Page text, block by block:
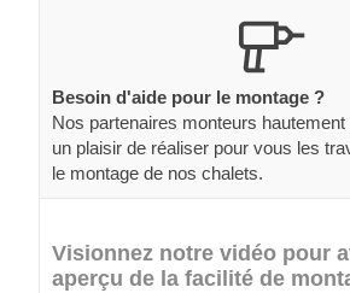
Besoin d'aide pour le montage ?
Nos partenaires monteurs
un plaisir de réaliser pour vous les
le montage de nos chalets.
Visionnez notre vidéo pour
aperçu de la facilité de